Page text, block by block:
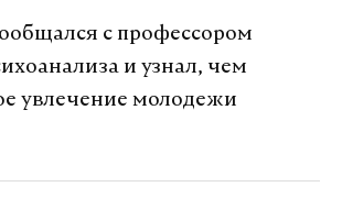
с профессором
и узнал, чем
увлечение молодежи